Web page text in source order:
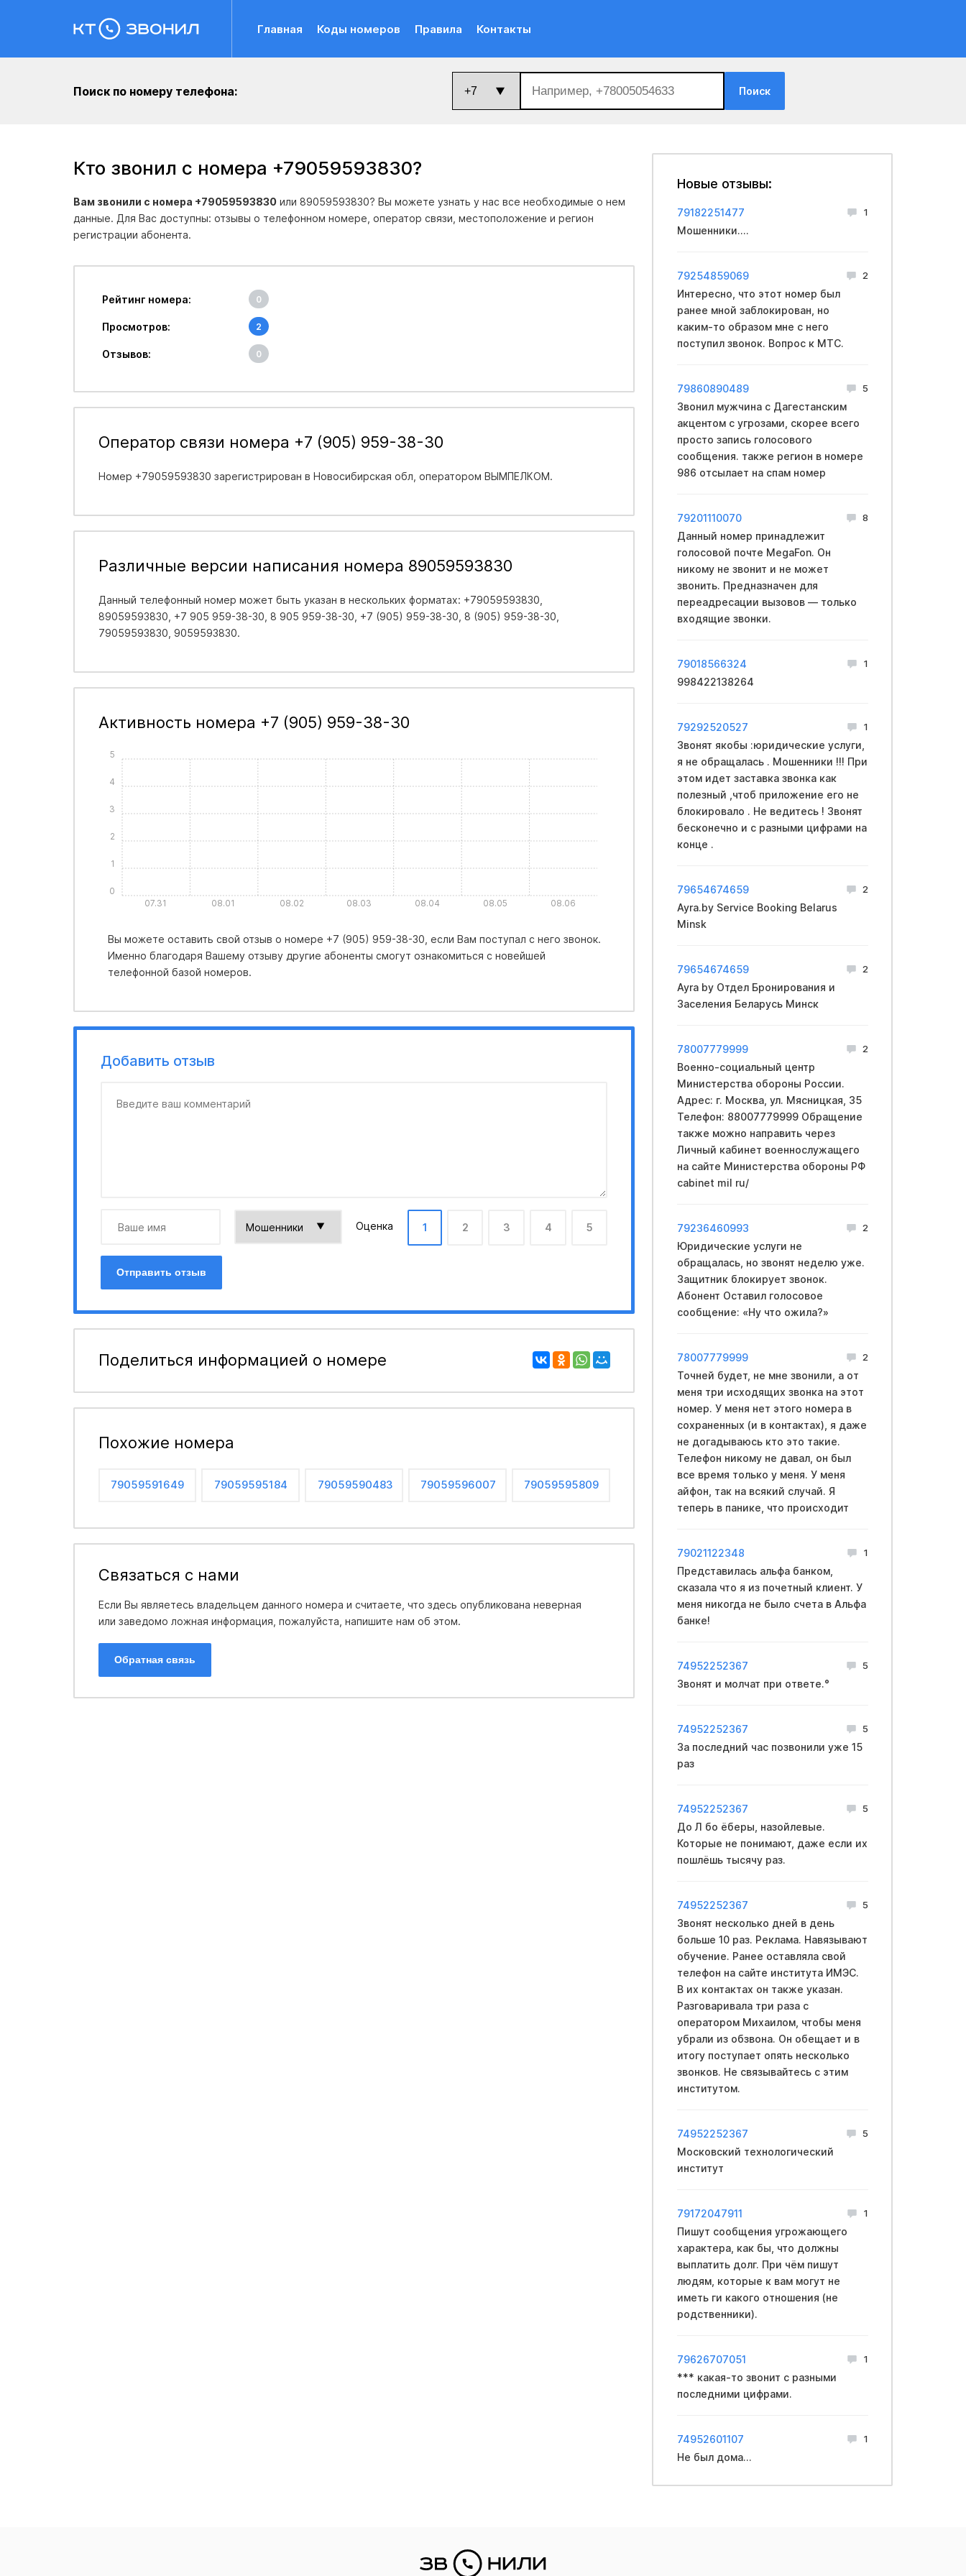
Главная Коды номеров Правила Контакты
Поиск по номеру телефона: Поиск
Кто звонил с номера +79059593830?
Вам звонили с номера +79059593830 или 89059593830? Вы можете узнать у нас все необходимые о нем
данные. Для Вас доступны: отзывы о телефонном номере, оператор связи, местоположение и регион
регистрации абонента.
Рейтинг номера: 0
Просмотров: 2
Отзывов: 0
Оператор связи номера +7 (905) 959-38-30
Номер +79059593830 зарегистрирован в Новосибирская обл , оператором ВЫМПЕЛКОМ.
Различные версии написания номера 89059593830
Данный телефонный номер может быть указан в нескольких форматах: +79059593830,
89059593830, +7 905 959-38-30, 8 905 959-38-30, +7 (905) 959-38-30, 8 (905) 959-38-30,
79059593830, 9059593830.
Активность номера +7 (905) 959-38-30
07.31 08.01 08.02 08.03 08.04 08.05 08.06
0
1
2
3
4
5
Вы можете оставить свой отзыв о номере +7 (905) 959-38-30, если Вам поступал с него звонок.
Именно благодаря Вашему отзыву другие абоненты смогут ознакомиться с новейшей
телефонной базой номеров.
Добавить отзыв
Оценка 1 2 3 4 5
Отправить отзыв
Поделиться информацией о номере
Похожие номера
79059591649 79059595184 79059590483 79059596007 79059595809
Связаться с нами
Если Вы являетесь владельцем данного номера и считаете, что здесь опубликована неверная
или заведомо ложная информация, пожалуйста, напишите нам об этом.
Обратная связь
Новые отзывы:
79182251477 1
Мошенники....
79254859069 2
Интересно, что этот номер был
ранее мной заблокирован, но
каким-то образом мне с него
поступил звонок. Вопрос к МТС.
79860890489 5
Звонил мужчина с Дагестанским
акцентом с угрозами, скорее всего
просто запись голосового
сообщения. также регион в номере
986 отсылает на спам номер
79201110070 8
Данный номер принадлежит
голосовой почте MegaFon. Он
никому не звонит и не может
звонить. Предназначен для
переадресации вызовов — только
входящие звонки.
79018566324 1
998422138264
79292520527 1
Звонят якобы :юридические услуги,
я не обращалась . Мошенники !!! При
этом идет заставка звонка как
полезный ,чтоб приложение его не
блокировало . Не ведитесь ! Звонят
бесконечно и с разными цифрами на
конце .
79654674659 2
Ayra.by Service Booking Belarus
Minsk
79654674659 2
Ayra by Отдел Бронирования и
Заселения Беларусь Минск
78007779999 2
Вoeнно-социальный центр
Mинистерства обopoны России.
Адрес: г. Москва, ул. Мясницкая, 35
Телефон: 88007779999 Обращение
также можно направить через
Личный кабинет вoeннослужащего
на сайте Mинистерства обopoны PФ
cabinet mil ru/
79236460993 2
Юридические услуги не
обращалась, но звонят неделю уже.
Защитник блокирует звонок.
Абонент Оставил голосовое
сообщение: «Ну что ожила?»
78007779999 2
Точней будет, не мне звонили, а от
меня три исходящих звонка на этот
номер. У меня нет этого номера в
сохраненных (и в контактах), я даже
не догадываюсь кто это такие.
Телефон никому не давал, он был
все время только у меня. У меня
айфон, так на всякий случай. Я
теперь в панике, что происходит
79021122348 1
Представилась альфа банком,
сказала что я из почетный клиент. У
меня никогда не было счета в Альфа
банке!
74952252367 5
Звонят и молчат при ответе.°
74952252367 5
За последний час позвонили уже 15
раз
74952252367 5
До Л бо ёберы, назойлевые.
Которые не понимают, даже если их
пошлёшь тысячу раз.
74952252367 5
Звонят несколько дней в день
больше 10 раз. Реклама. Навязывают
обучение. Ранее оставляла свой
телефон на сайте института ИМЭС.
В их контактах он также указан.
Разговаривала три раза с
оператором Михаилом, чтобы меня
убрали из обзвона. Он обещает и в
итогу поступает опять несколько
звонков. Не связывайтесь с этим
институтом.
74952252367 5
Московский технологический
институт
79172047911 1
Пишут сообщения угрожающего
характера, как бы, что должны
выплатить долг. При чём пишут
людям, которые к вам могут не
иметь ги какого отношения (не
родственники).
79626707051 1
*** какая-то звонит с разными
последними цифрами.
74952601107 1
Не был дома...